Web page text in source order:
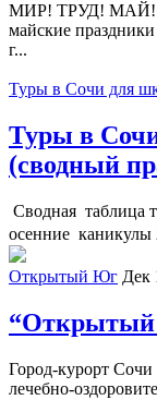
МИР! ТРУД! МАЙ!
майские
г...
Туры в Сочи для
Туры в
(сводный
Сводная таблица
осенние каникулы
Открытый Юг Дек
“Открытый
Город-курорт
лечебно-